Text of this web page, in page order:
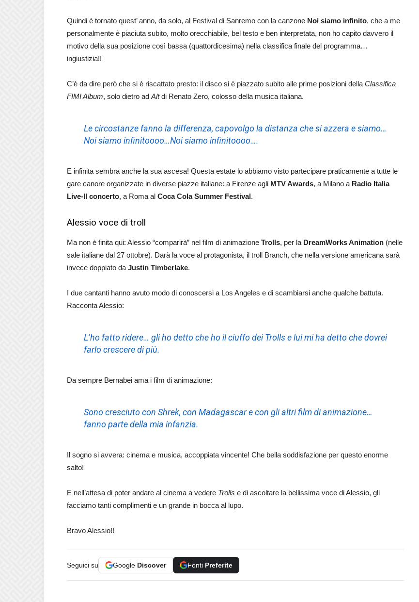
Quindi è tornato quest’ anno, da solo, al Festival di Sanremo con la canzone Noi siamo infinito, che a me
personalmente è piaciuta subito, molto orecchiabile, bel testo e ben interpretata, non ho capito davvero il
motivo della sua posizione così bassa (quattordicesima) nella classifica finale del programma…
ingiustizia!!
C’è da dire però che si è riscattato presto: il disco si è piazzato subito alle prime posizioni della Classifica
FIMI Album, solo dietro ad Altdi Renato Zero, colosso della musica italiana.
Le circostanze fanno la differenza, capovolgo la distanza che si azzera e siamo…
Noi siamo infinitoooo…Noi siamo infinitoooo….
E infinita sembra anche la sua ascesa! Questa estate lo abbiamo visto partecipare praticamente a tutte le
gare canore organizzate in diverse piazze italiane: a Firenze agli MTV Awards, a Milano a Radio Italia
Live-Il concerto, a Roma al Coca Cola Summer Festival.
Alessio voce di troll
Ma non è finita qui: Alessio “comparirà” nel film di animazione Trolls, per la DreamWorks Animation (nelle
sale italiane dal 27 ottobre). Darà la voce al protagonista, il troll Branch, che nella versione americana sarà
invece doppiato da Justin Timberlake.
I due cantanti hanno avuto modo di conoscersi a Los Angeles e di scambiarsi anche qualche battuta.
Racconta Alessio:
L’ho fatto ridere… gli ho detto che ho il ciuffo dei Trolls e lui mi ha detto che dovrei
farlo crescere di più.
Da sempre Bernabei ama i film di animazione:
Sono cresciuto con Shrek, con Madagascar e con gli altri film di animazione…
fanno parte della mia infanzia.
Il sogno si avvera: cinema e musica, accoppiata vincente! Che bella soddisfazione per questo enorme
salto!
E nell’attesa di poter andare al cinema a vedere Trolls e di ascoltare la bellissima voce di Alessio, gli
facciamo tanti complimenti e un grande in bocca al lupo.
Bravo Alessio!!
Seguici su Google Discover Fonti Preferite